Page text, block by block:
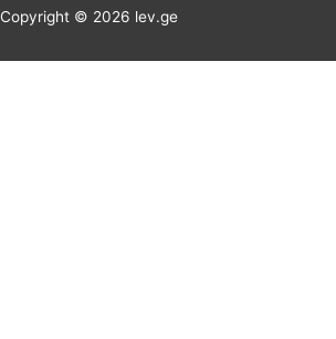
Copyright © 2026 lev.ge